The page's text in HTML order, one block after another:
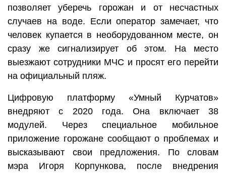
позволяет уберечь горожан и от несчастных
случаев на воде. Если оператор замечает, что
человек купается в необорудованном месте, он
сразу же сигнализирует об этом. На место
выезжают сотрудники МЧС и просят его перейти
на официальный пляж.
Цифровую платформу «Умный Курчатов»
внедряют с 2020 года. Она включает 38
модулей. Через специальное мобильное
приложение горожане сообщают о проблемах и
высказывают свои предложения. По словам
мэра Игоря Корпункова, после внедрения